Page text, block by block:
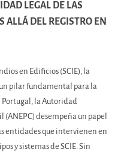
LEGAL DE LAS
ALLÁ DEL REGISTRO EN
en Edificios (SCIE), la
pilar fundamental para la
Portugal, la Autoridad
desempeña un papel
entidades que intervienen en
y sistemas de SCIE. Sin